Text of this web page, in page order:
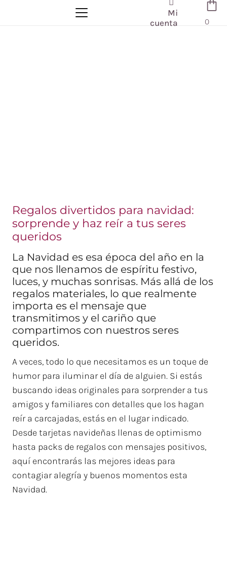
Mi
cuenta
0
Regalos divertidos para navidad:
sorprende y haz reír a tus seres
queridos
La Navidad es esa época del año en la
que nos llenamos de espíritu festivo,
luces, y muchas sonrisas. Más allá de los
regalos materiales, lo que realmente
importa es el mensaje que
transmitimos y el cariño que
compartimos con nuestros seres
queridos.
A veces, todo lo que necesitamos es un toque de
humor para iluminar el día de alguien. Si estás
buscando ideas originales para sorprender a tus
amigos y familiares con detalles que los hagan
reír a carcajadas, estás en el lugar indicado.
Desde tarjetas navideñas llenas de optimismo
hasta packs de regalos con mensajes positivos,
aquí encontrarás las mejores ideas para
contagiar alegría y buenos momentos esta
Navidad.